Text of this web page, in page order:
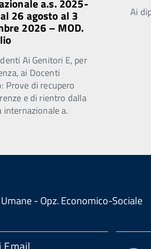
a.s. 2025-
26 agosto al 3
2026 – MOD.
Ai Genitori E, per
ai Docenti
Prove di recupero
e di rientro dalla
internazionale a.
Ai
- Opz. Economico-Sociale